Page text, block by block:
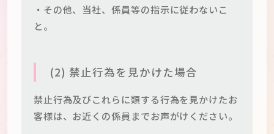
・その他、当社、係員等の指示に従わないこ
と。
(2) 禁止行為を見かけた場合
禁止行為及びこれらに類する行為を見かけたお
客様は、お近くの係員までお声がけください。